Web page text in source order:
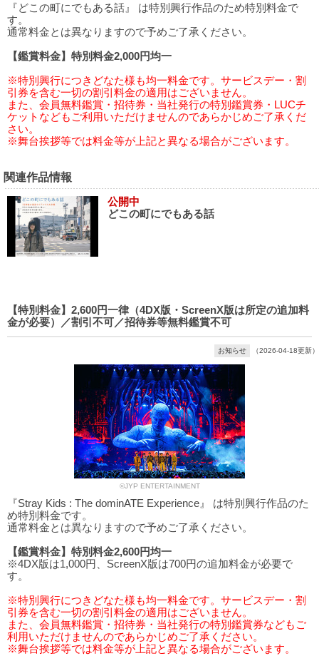
『どこの町にでもある話』 は特別興行作品のため特別料金で
す。
通常料金とは異なりますので予めご了承ください。
【鑑賞料金】特別料金2,000円均一
※特別興行につきどなた様も均一料金です。サービスデー・割
引券を含む一切の割引料金の適用はございません。
また、会員無料鑑賞・招待券・当社発行の特別鑑賞券・LUCチ
ケットなどもご利用いただけませんのであらかじめご了承くだ
さい。
※舞台挨拶等では料金等が上記と異なる場合がございます。
関連作品情報
公開中
どこの町にでもある話
【特別料金】2,600円一律（4DX版・ScreenX版は所定の追加料
金が必要）／割引不可／招待券等無料鑑賞不可
お知らせ （2026-04-18更新）
©JYP ENTERTAINMENT
『Stray Kids : The dominATE Experience』 は特別興行作品のた
め特別料金です。
通常料金とは異なりますので予めご了承ください。
【鑑賞料金】特別料金2,600円均一
※4DX版は1,000円、ScreenX版は700円の追加料金が必要で
す。
※特別興行につきどなた様も均一料金です。サービスデー・割
引券を含む一切の割引料金の適用はございません。
また、会員無料鑑賞・招待券・当社発行の特別鑑賞券などもご
利用いただけませんのであらかじめご了承ください。
※舞台挨拶等では料金等が上記と異なる場合がございます。